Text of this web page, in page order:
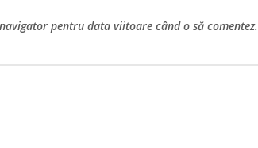
pentru data viitoare când o să comentez.